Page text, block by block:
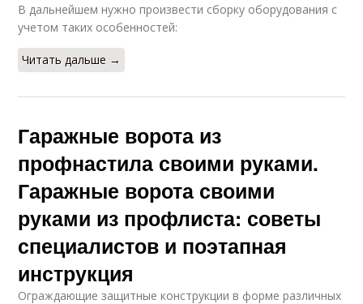
В дальнейшем нужно произвести сборку оборудования с
учетом таких особенностей:
Читать дальше →
Гаражные ворота из
профнастила своими руками.
Гаражные ворота своими
руками из профлиста: советы
специалистов и поэтапная
инструкция
Ограждающие защитные конструкции в форме различных